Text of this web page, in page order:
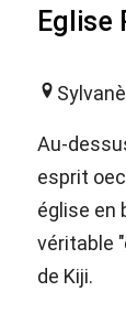
Eglise
Au-
esprit
église en
véritable
de Kiji.